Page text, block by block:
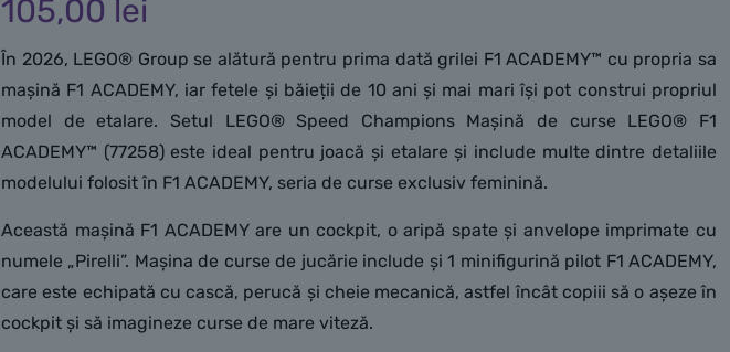
105,00 lei
În 2026, LEGO® Group se alătură pentru prima dată grilei F1 ACADEMY™ cu propria sa
mașină F1 ACADEMY, iar fetele și băieții de 10 ani și mai mari își pot construi propriul
model de etalare. Setul LEGO® Speed Champions Mașină de curse LEGO® F1
ACADEMY™ (77258) este ideal pentru joacă și etalare și include multe dintre detaliile
modelului folosit în F1 ACADEMY, seria de curse exclusiv feminină.
Această mașină F1 ACADEMY are un cockpit, o aripă spate și anvelope imprimate cu
numele „Pirelli”. Mașina de curse de jucărie include și 1 minifigurină pilot F1 ACADEMY,
care este echipată cu cască, perucă și cheie mecanică, astfel încât copiii să o așeze în
cockpit și să imagineze curse de mare viteză.